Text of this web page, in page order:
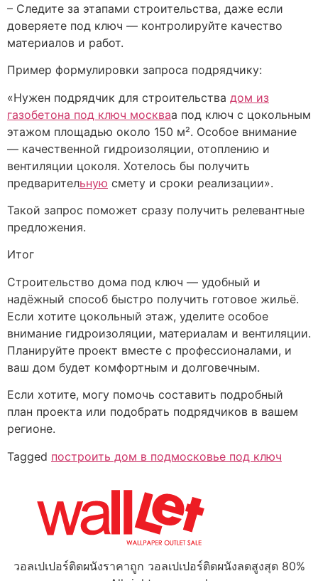
– Следите за этапами строительства, даже если
доверяете под ключ — контролируйте качество
материалов и работ.
Пример формулировки запроса подрядчику:
«Нужен подрядчик для строительства дом из
газобетона под ключ москваа под ключ с цокольным
этажом площадью около 150 м². Особое внимание
— качественной гидроизоляции, отоплению и
вентиляции цоколя. Хотелось бы получить
предварительную смету и сроки реализации».
Такой запрос поможет сразу получить релевантные
предложения.
Итог
Строительство домa под ключ — удобный и
надёжный способ быстро получить готовое жильё.
Если хотите цокольный этаж, уделите особое
внимание гидроизоляции, материалам и вентиляции.
Планируйте проект вместе с профессионалами, и
ваш дом будет комфортным и долговечным.
Если хотите, могу помочь составить подробный
план проекта или подобрать подрядчиков в вашем
регионе.
Tagged построить дом в подмосковье под ключ
วอลเปเปอร์ติดผนังราคาถูก วอลเปเปอร์ติดผนังลดสูงสุด 80%